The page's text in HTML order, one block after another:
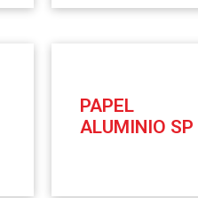
PAPEL
ALUMINIO SP